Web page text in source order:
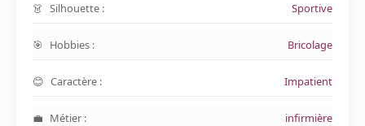
Silhouette : Sportive
Hobbies : Bricolage
Caractère : Impatient
Métier : infirmière